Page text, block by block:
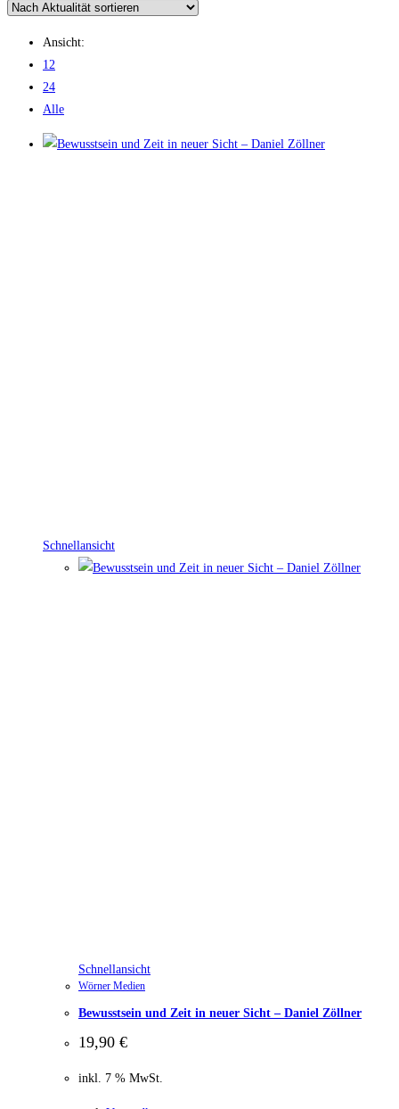
Ansicht:
12
24
Alle
Schnellansicht
Schnellansicht
Wörner Medien
Bewusstsein und Zeit in neuer Sicht – Daniel Zöllner
19,90 €
inkl. 7 % MwSt.